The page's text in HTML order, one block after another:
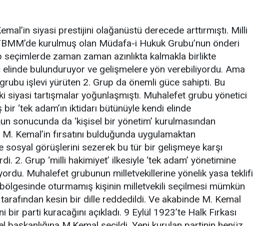
siyasi prestijini olağanüstü derecede arttırmıştı. Milli
kurulmuş olan Müdafa-i Hukuk Grubu’nun önderi
seçimlerde zaman zaman azınlıkta kalmakla birlikte
bulunduruyor ve gelişmelere yön verebiliyordu. Ama
işlevi yürüten 2. Grup da önemli güce sahipti. Bu
siyasi tartışmalar yoğunlaşmıştı. Muhalefet grubu yönetici
‘tek adam’ın iktidarı bütünüyle kendi elinde
sonucunda da ‘kişisel bir yönetim’ kurulmasından
Kemal’in fırsatını bulduğunda uygulamaktan
sosyal görüşlerini sezerek bu tür bir gelişmeye karşı
2. Grup ‘milli hakimiyet’ ilkesiyle ‘tek adam’ yönetimine
Muhalefet grubunun milletvekillerine yönelik yasa teklifi
oturmamış kişinin milletvekili seçilmesi mümkün
kesin bir dille reddedildi. Ve akabinde M. Kemal
bir parti kuracağını açıkladı. 9 Eylül 1923’te Halk Fırkası